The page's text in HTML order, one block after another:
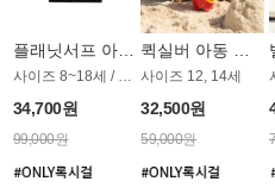
플래닛서프 아동 후드 래쉬가드 UBT007BPS
사이즈 8~18세 / 루즈핏 후드 집업
34,700원
99,000원
사이즈 12, 14세
32,500원
59,000원